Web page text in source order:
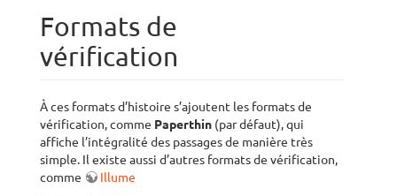
Formats de
vérification
À ces formats d’histoire s’ajoutent les formats de
vérification, comme Paperthin (par défaut), qui
affiche l’intégralité des passages de manière très
simple. Il existe aussi d’autres formats de vérification,
comme
Illume